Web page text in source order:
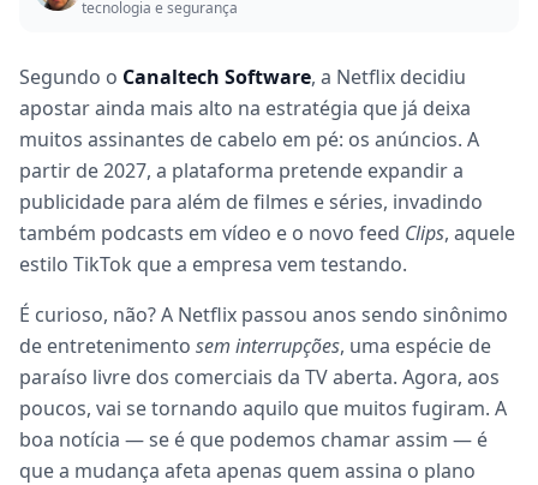
tecnologia e segurança
Segundo o Canaltech Software, a Netflix decidiu
apostar ainda mais alto na estratégia que já deixa
muitos assinantes de cabelo em pé: os anúncios. A
partir de 2027, a plataforma pretende expandir a
publicidade para além de filmes e séries, invadindo
também podcasts em vídeo e o novo feed Clips, aquele
estilo TikTok que a empresa vem testando.
É curioso, não? A Netflix passou anos sendo sinônimo
de entretenimento sem interrupções, uma espécie de
paraíso livre dos comerciais da TV aberta. Agora, aos
poucos, vai se tornando aquilo que muitos fugiram. A
boa notícia — se é que podemos chamar assim — é
que a mudança afeta apenas quem assina o plano